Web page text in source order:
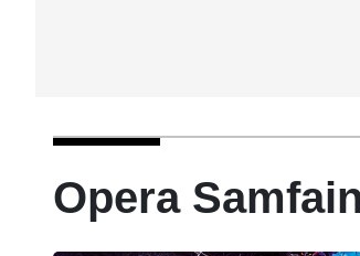
Opera